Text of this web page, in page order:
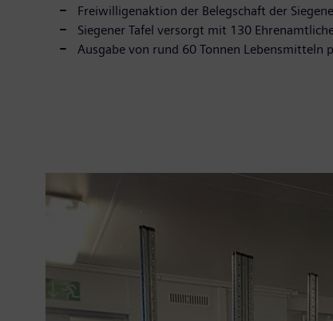
Freiwilligenaktion der Belegschaft der
Siegener Tafel versorgt mit 130
Ausgabe von rund 60 Tonnen Lebensmitteln